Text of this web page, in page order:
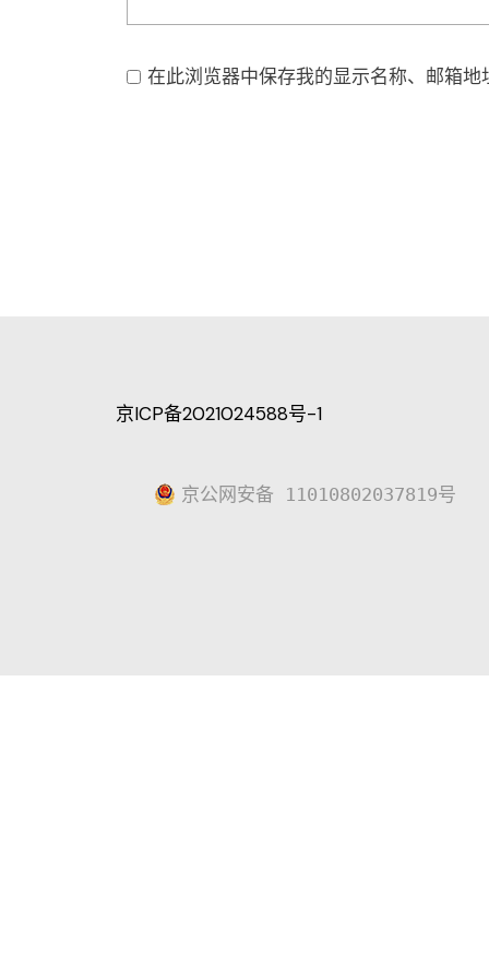
在此浏览器中保存我的显示名称、邮箱
京ICP备2021024588号-1
京公网安备 11010802037819号